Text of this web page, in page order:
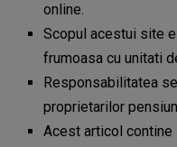
online.
Scopul acestui site
frumoasa cu unitati
Responsabilitatea
proprietarilor
Acest articol contine